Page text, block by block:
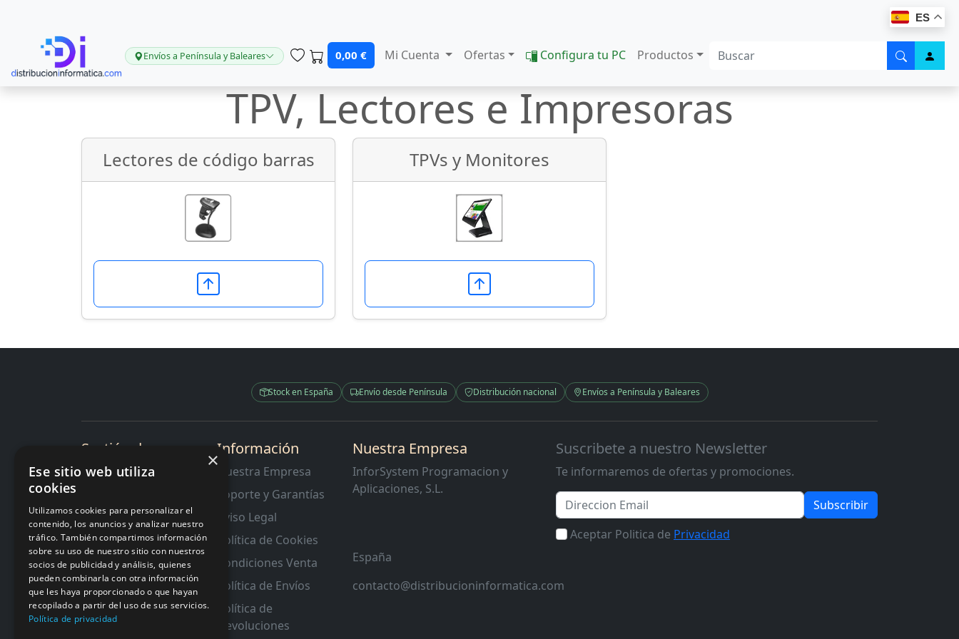
ES
Envíos a Península y Baleares 0,00 € Mi Cuenta Ofertas Configura tu PC Productos
TPV, Lectores e Impresoras
Lectores de código barras TPVs y Monitores
Stock en España Envío desde Península Distribución nacional Envíos a Península y Baleares
Sectión de
Interes
RMA y Garantias
Información
Nuestra Empresa
Soporte y Garantías
Aviso Legal
Política de Cookies
Condiciones Venta
Política de Envíos
Política de
Devoluciones
Nuestra Empresa
InforSystem Programacion y
Aplicaciones, S.L.
España
contacto@distribucioninformatica.com
Suscribete a nuestro Newsletter
Te informaremos de ofertas y promociones.
Email
Subscribir
Aceptar Politica de Privacidad
×
Ese sitio web utiliza
cookies
Utilizamos cookies para personalizar el
contenido, los anuncios y analizar nuestro
tráfico. También compartimos información
sobre su uso de nuestro sitio con nuestros
socios de publicidad y análisis, quienes
pueden combinarla con otra información
que les haya proporcionado o que hayan
recopilado a partir del uso de sus servicios.
Política de privacidad